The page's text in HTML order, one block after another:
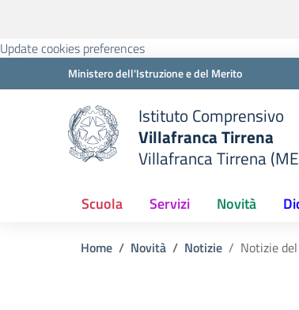
Update cookies preferences
Ministero dell'Istruzione e del Merito
Istituto Comprensivo
Villafranca Tirrena
Villafranca Tirrena
Scuola Servizi Novità
Home Novità Notizie Notizie